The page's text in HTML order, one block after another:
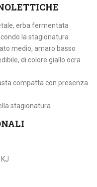
erba fermentata
la stagionatura
medio, amaro basso
di colore giallo ocra
compatta con presenza
stagionatura